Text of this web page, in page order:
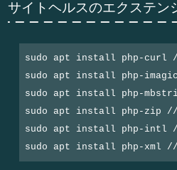
サイトヘルスのエクステン
sudo apt install php-curl
sudo apt install php-
sudo apt install php-
sudo apt install php-zip
sudo apt install php-
sudo apt install php-xml //